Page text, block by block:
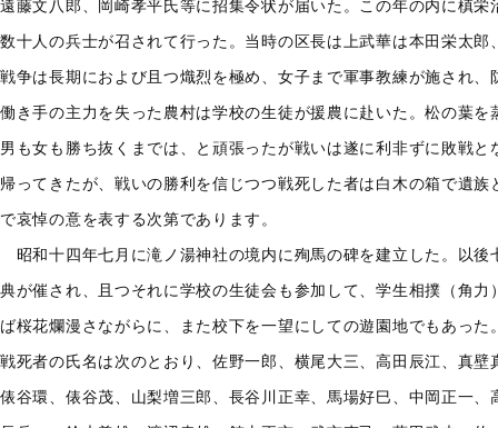
遠藤文八郎、岡崎孝平氏等に招集令状が届いた。この年の内に槙
数十人の兵士が召されて行った。当時の区長は上武華は本田栄太
戦争は長期におよび且つ熾烈を極め、女子まで軍事教練が施され
働き手の主力を失った農村は学校の生徒が援農に赴いた。松の葉
男も女も勝ち抜くまでは、と頑張ったが戦いは遂に利非ずに敗戦
帰ってきたが、戦いの勝利を信じつつ戦死した者は白木の箱で遺
で哀悼の意を表する次第であります。
昭和十四年七月に滝ノ湯神社の境内に殉馬の碑を建立した。以後
典が催され、且つそれに学校の生徒会も参加して、学生相撲（角
ば桜花爛漫さながらに、また校下を一望にしての遊園地でもあった
戦死者の氏名は次のとおり、佐野一郎、横尾大三、高田辰江、真
俵谷環、俵谷茂、山梨増三郎、長谷川正幸、馬場好巳、中岡正一